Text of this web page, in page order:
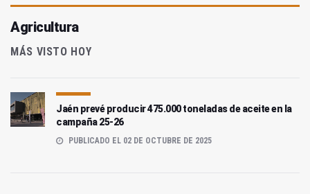
Agricultura
MÁS VISTO HOY
Jaén prevé producir 475.000 toneladas de aceite en la
campaña 25-26
PUBLICADO EL 02 DE OCTUBRE DE 2025